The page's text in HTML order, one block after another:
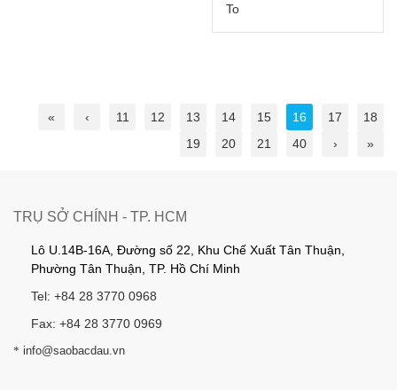
To
« ‹ 11 12 13 14 15 16 17
18
19
20 21 40 › »
TRỤ SỞ CHÍNH - TP. HCM
Lô U.14B-16A, Đường số 22, Khu Chế Xuất Tân Thuận,
Phường Tân Thuận, TP. Hồ Chí Minh
Tel: +84 28 3770 0968
Fax: +84 28 3770 0969
* info@saobacdau.vn